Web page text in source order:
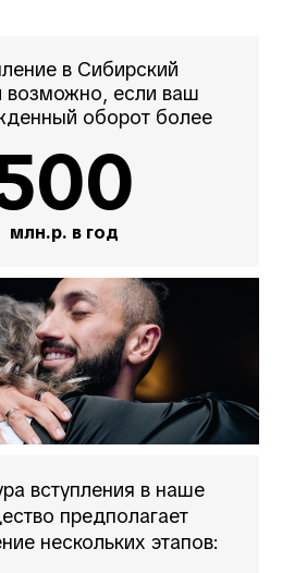
вступления в наше
предполагает
нескольких этапов:
млн.р. в год
в Сибирский
возможно, если ваш
оборот более